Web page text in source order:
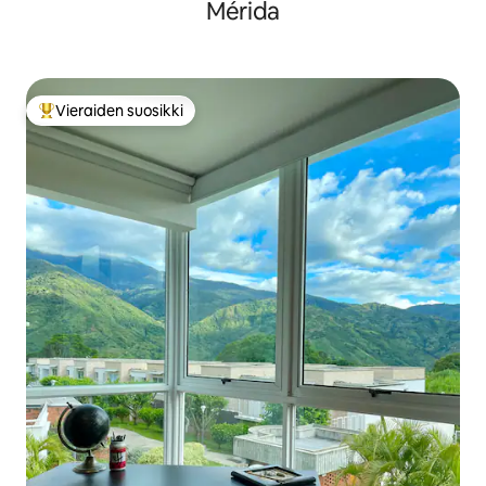
Mérida
Vieraiden suosikkien parhaimmistoa
Vieraiden suosikki